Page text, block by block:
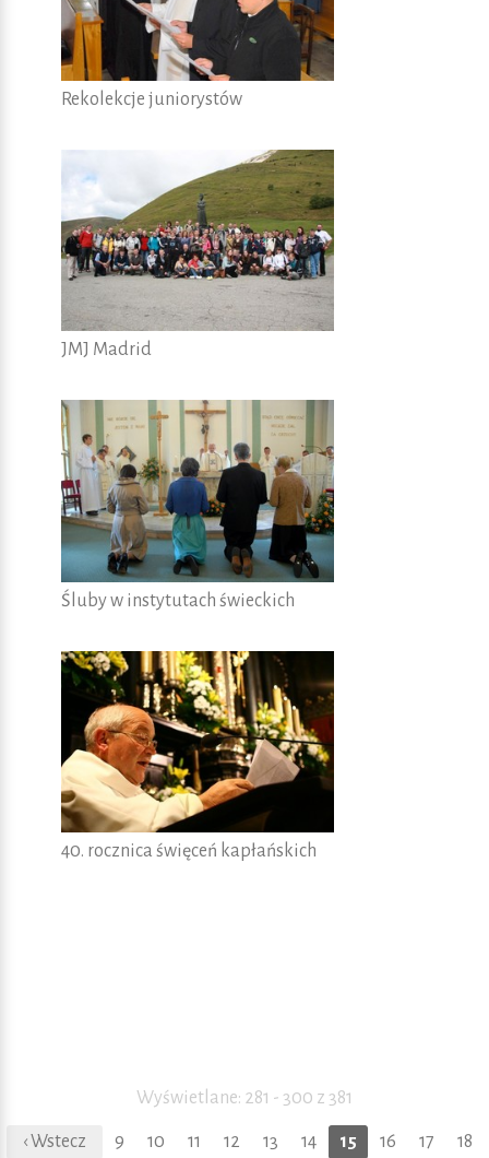
Rekolekcje juniorystów
JMJ Madrid
Śluby w instytutach świeckich
40. rocznica święceń kapłańskich
Wyświetlane: 281 - 300 z 381
‹ Wstecz 9 10 11 12 13 14 15 16 17 18